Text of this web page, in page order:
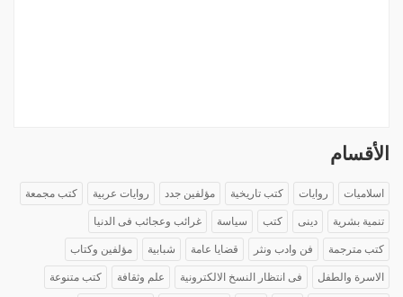
الأقسام
اسلاميات روايات كتب تاريخية مؤلفين جدد روايات عربية كتب مجمعة
تنمية بشرية دينى كتب سياسة غرائب وعجائب فى الدنيا
كتب مترجمة فن وادب ونثر قضايا عامة شبابية مؤلفين وكتاب
الاسرة والطفل فى انتظار النسخ الالكترونية علم وثقافة كتب متنوعة